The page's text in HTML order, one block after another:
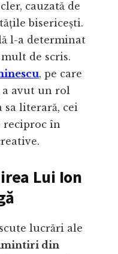
cauzată de
bisericești.
l-a determinat
de scris.
, pe care
a avut un rol
literară, cei
reciproc în
Lui Ion
lucrări ale
din